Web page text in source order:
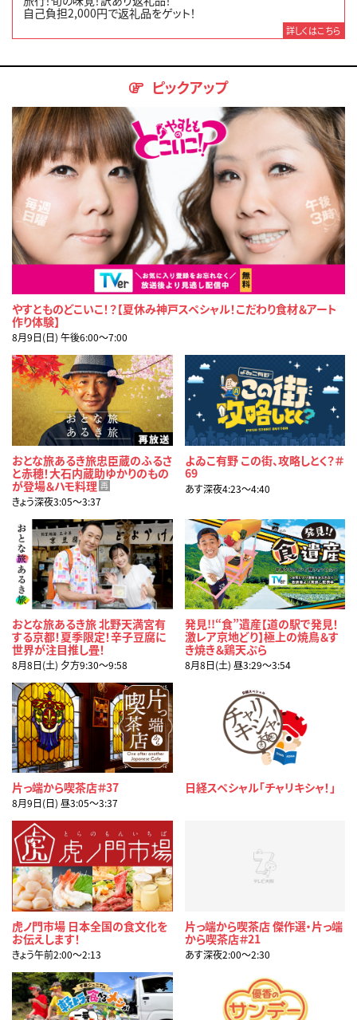
自己負担2,000円で返礼品をゲット！
詳しくはこちら
ピックアップ
やすとものどこいこ！？【夏休み神戸スペシャル！こだわり食材＆アート
作り体験】
8月9日(日) 午後6:00〜7:00
おとな旅あるき旅忠臣蔵のふるさ
と赤穂！大石内蔵助ゆかりのもの
が登場＆ハモ料理 再
きょう深夜3:05〜3:37
よゐこ有野 この街、攻略しとく？＃
69
あす深夜4:23〜4:40
おとな旅あるき旅 北野天満宮有
する京都！夏季限定！辛子豆腐に
世界が注目推し畳！
8月8日(土) 夕方9:30〜9:58
発見!!“食”遺産【道の駅で発見！
激レア京地どり】極上の焼鳥＆す
き焼き＆鶏天ぷら
8月8日(土) 昼3:29〜3:54
片っ端から喫茶店＃37
8月9日(日) 昼3:05〜3:37
日経スペシャル「チャリキシャ！」
虎ノ門市場 日本全国の食文化を
お伝えします！
きょう午前2:00〜2:13
片っ端から喫茶店 傑作選・片っ端
から喫茶店＃21
あす深夜2:00〜2:30